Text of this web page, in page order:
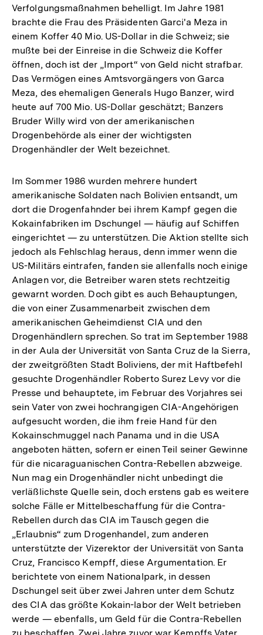
Verfolgungsmaßnahmen behelligt. Im Jahre 1981
brachte die Frau des Präsidenten Garci'a Meza in
einem Koffer 40 Mio. US-Dollar in die Schweiz; sie
mußte bei der Einreise in die Schweiz die Koffer
öffnen, doch ist der „Import“ von Geld nicht strafbar.
Das Vermögen eines Amtsvorgängers von Garca
Meza, des ehemaligen Generals Hugo Banzer, wird
heute auf 700 Mio. US-Dollar geschätzt; Banzers
Bruder Willy wird von der amerikanischen
Drogenbehörde als einer der wichtigsten
Drogenhändler der Welt bezeichnet.
Im Sommer 1986 wurden mehrere hundert
amerikanische Soldaten nach Bolivien entsandt, um
dort die Drogenfahnder bei ihrem Kampf gegen die
Kokainfabriken im Dschungel — häufig auf Schiffen
eingerichtet — zu unterstützen. Die Aktion stellte sich
jedoch als Fehlschlag heraus, denn immer wenn die
US-Militärs eintrafen, fanden sie allenfalls noch einige
Anlagen vor, die Betreiber waren stets rechtzeitig
gewarnt worden. Doch gibt es auch Behauptungen,
die von einer Zusammenarbeit zwischen dem
amerikanischen Geheimdienst CIA und den
Drogenhändlern sprechen. So trat im September 1988
in der Aula der Universität von Santa Cruz de la Sierra,
der zweitgrößten Stadt Boliviens, der mit Haftbefehl
gesuchte Drogenhändler Roberto Surez Levy vor die
Presse und behauptete, im Februar des Vorjahres sei
sein Vater von zwei hochrangigen CIA-Angehörigen
aufgesucht worden, die ihm freie Hand für den
Kokainschmuggel nach Panama und in die USA
angeboten hätten, sofern er einen Teil seiner Gewinne
für die nicaraguanischen Contra-Rebellen abzweige.
Nun mag ein Drogenhändler nicht unbedingt die
verläßlichste Quelle sein, doch erstens gab es weitere
solche Fälle er Mittelbeschaffung für die Contra-
Rebellen durch das CIA im Tausch gegen die
„Erlaubnis“ zum Drogenhandel, zum anderen
unterstützte der Vizerektor der Universität von Santa
Cruz, Francisco Kempff, diese Argumentation. Er
berichtete von einem Nationalpark, in dessen
Dschungel seit über zwei Jahren unter dem Schutz
des CIA das größte Kokain-labor der Welt betrieben
werde — ebenfalls, um Geld für die Contra-Rebellen
zu beschaffen. Zwei Jahre zuvor war Kempffs Vater,